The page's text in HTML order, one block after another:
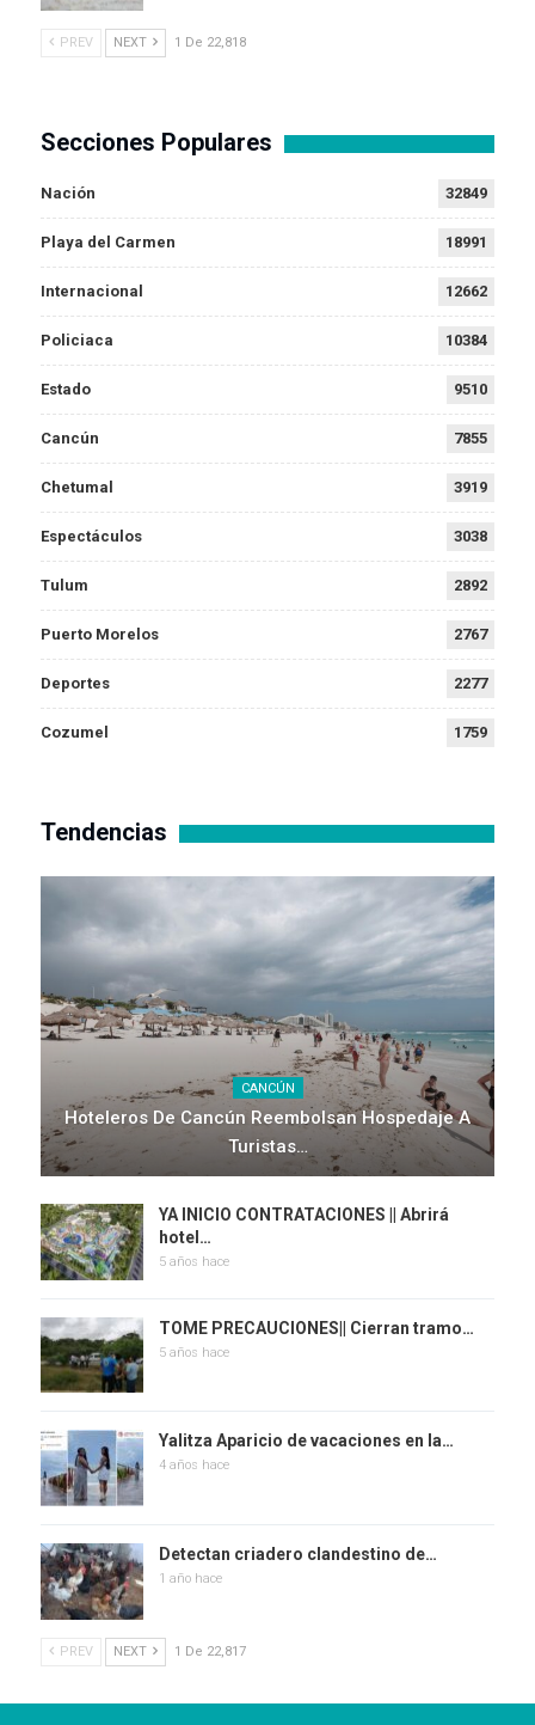
PREV NEXT 1 De 22,818
Secciones Populares
Nación 32849
Playa del Carmen 18991
Internacional 12662
Policiaca 10384
Estado 9510
Cancún 7855
Chetumal 3919
Espectáculos 3038
Tulum 2892
Puerto Morelos 2767
Deportes 2277
Cozumel 1759
Tendencias
CANCÚN
Hoteleros De Cancún Reembolsan Hospedaje A
Turistas…
YA INICIO CONTRATACIONES || Abrirá
hotel…
5 años hace
TOME PRECAUCIONES|| Cierran tramo…
5 años hace
Yalitza Aparicio de vacaciones en la…
4 años hace
Detectan criadero clandestino de…
1 año hace
PREV NEXT 1 De 22,817